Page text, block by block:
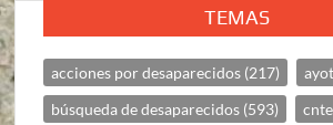
TEMAS
acciones por desaparecidos (217)
búsqueda de desaparecidos (593) cnte